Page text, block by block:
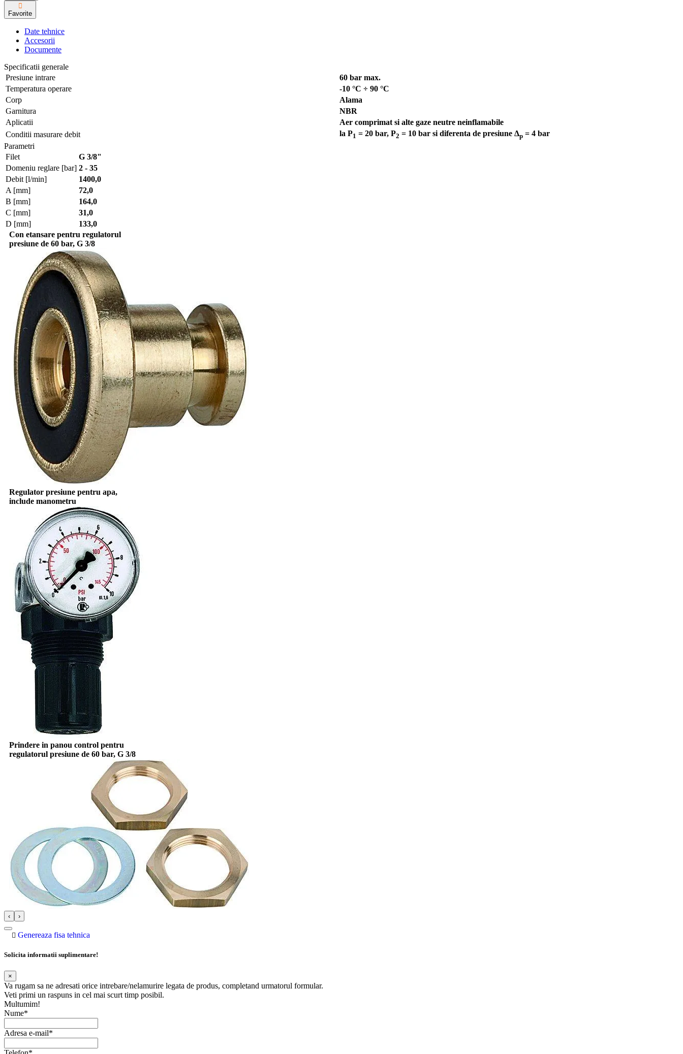
Favorite
Date tehnice
Accesorii
Documente
Specificatii generale
Presiune intrare
60 bar max.
Temperatura operare
-10 °C ÷ 90 °C
Corp
Alama
Garnitura
NBR
Aplicatii
Aer comprimat si alte gaze neutre neinflamabile
Conditii masurare debit
la P1 = 20 bar, P2 = 10 bar si diferenta de presiune Δp = 4 bar
Parametri
Filet
G 3/8"
Domeniu reglare [bar] 2 - 35
Debit [l/min]
1400,0
A [mm]
72,0
B [mm]
164,0
C [mm]
31,0
D [mm]
133,0
Con etansare pentru regulatorul
presiune de 60 bar, G 3/8
Regulator presiune pentru apa,
include manometru
Prindere in panou control pentru
regulatorul presiune de 60 bar, G 3/8
‹ ›
Genereaza fisa tehnica
Solicita informatii suplimentare!
×
Va rugam sa ne adresati orice intrebare/nelamurire legata de produs, completand urmatorul formular.
Veti primi un raspuns in cel mai scurt timp posibil.
Multumim!
Nume*
Adresa e-mail*